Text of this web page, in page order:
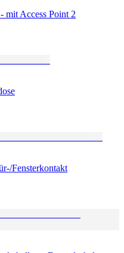
mit Access Point 2
Fensterkontakt